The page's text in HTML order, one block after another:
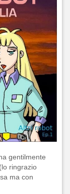
gentilmente
ringrazio
ma con